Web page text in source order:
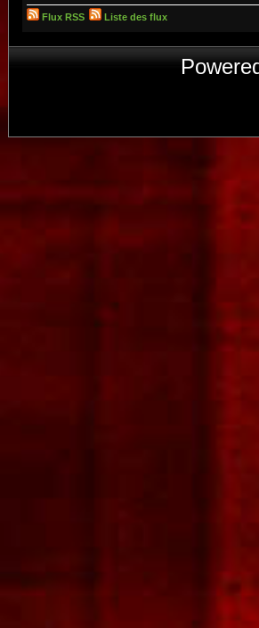
Flux RSS Liste des flux